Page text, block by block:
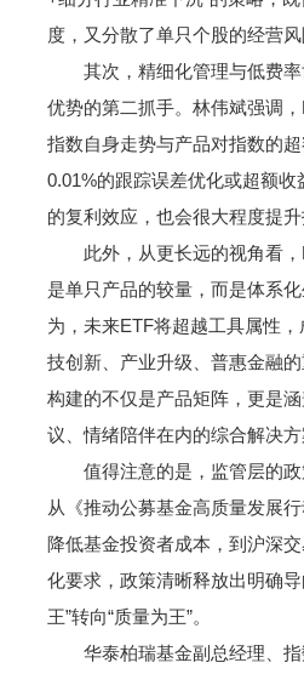
度，又分散了单只个股的经营风
其次，精细化管理与低费率
优势的第二抓手。林伟斌强调
指数自身走势与产品对指数的
0.01%的跟踪误差优化或超额
的复利效应，也会很大程度提升
此外，从更长远的视角看，
是单只产品的较量，而是体系
为，未来ETF将超越工具属性
技创新、产业升级、普惠金融
构建的不仅是产品矩阵，更是
议、情绪陪伴在内的综合解决方
值得注意的是，监管层的政
从《推动公募基金高质量发展
降低基金投资者成本，到沪深
化要求，政策清晰释放出明确
王”转向“质量为王”。
华泰柏瑞基金副总经理、指